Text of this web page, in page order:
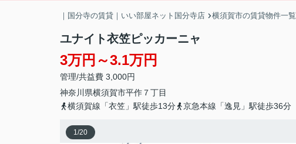
｜国分寺の賃貸｜いい部屋ネット国分寺店 横須賀市の賃貸物件一覧
ユナイト衣笠ピッカーニャ
3万円～3.1万円
管理/共益費 3,000円
神奈川県横須賀市平作 ７丁目
横須賀線「衣笠」駅徒歩13分
京急本線「逸見」駅徒歩36分
1/20